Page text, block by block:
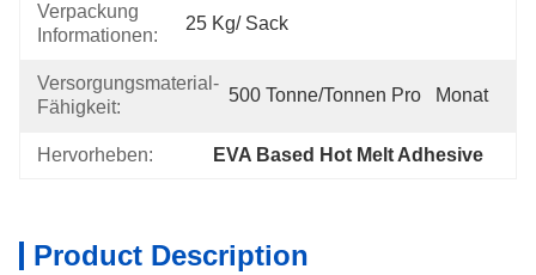
Verpackung
Informationen:
25 Kg/ Sack
Versorgungsmaterial-
Fähigkeit:
500 Tonne/Tonnen Pro   Monat
Hervorheben: EVA Based Hot Melt Adhesive
Product Description